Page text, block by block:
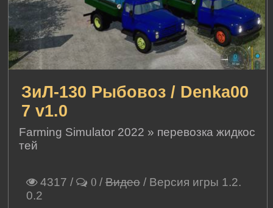
ЗиЛ-130 Рыбовоз / Denka00
7 v1.0
Farming Simulator 2022 » перевозка жидкос
тей
4317 / 0 /Видео/ Версия игры 1.2.
0.2